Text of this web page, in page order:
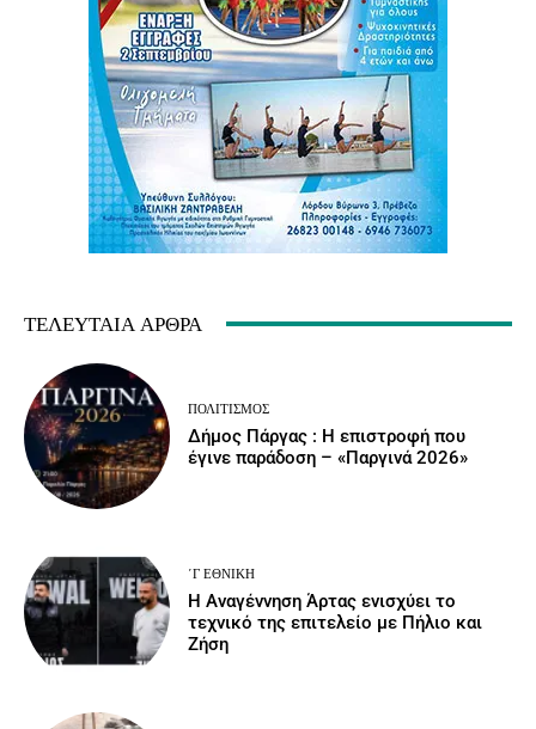
ΤΕΛΕΥΤΑΊΑ ΆΡΘΡΑ
ΠΟΛΙΤΙΣΜΌΣ
Δήμος Πάργας : Η επιστροφή που
έγινε παράδοση – «Παργινά 2026»
΄Γ ΕΘΝΙΚΉ
Η Αναγέννηση Άρτας ενισχύει το
τεχνικό της επιτελείο με Πήλιο και
Ζήση